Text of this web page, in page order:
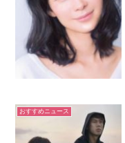
おすすめニュース